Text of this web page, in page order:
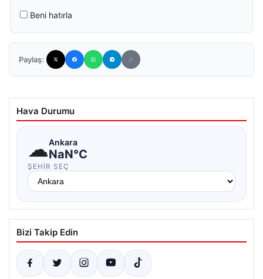
Beni hatırla
Paylaş:
Hava Durumu
☁Ankara
NaN°C
ŞEHIR SEÇ
Bizi Takip Edin